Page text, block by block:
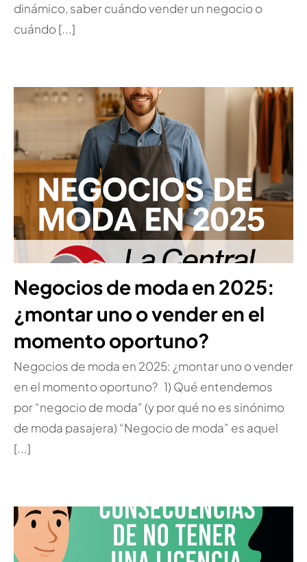
dinámico, saber cuándo vender un negocio o
cuándo [...]
Negocios de moda en 2025:
¿montar uno o vender en el
momento oportuno?
Negocios de moda en 2025: ¿montar uno o vender
en el momento oportuno? 1) Qué entendemos
por “negocio de moda” (y por qué no es sinónimo
de moda pasajera) “Negocio de moda” es aquel
[...]